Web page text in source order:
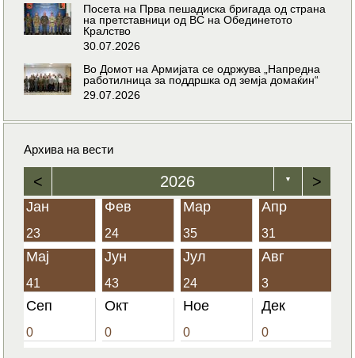
Посета на Прва пешадиска бригада од страна
на претставници од ВС на Обединетото
Кралство
30.07.2026
Во Домот на Армијата се одржува „Напредна
работилница за поддршка од земја домаќин“
29.07.2026
Архива на вести
< 2026 ▼ >
Јан
23
Фев
24
Мар
35
Апр
31
Мај
41
Јун
43
Јул
24
Авг
3
Сеп
0
Окт
0
Ное
0
Дек
0